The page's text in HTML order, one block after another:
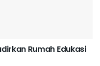
Rumah Edukasi